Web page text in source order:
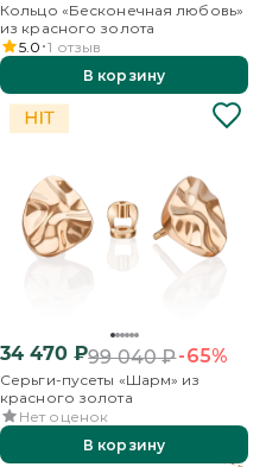
Кольцо «Бесконечная любовь»
из красного золота
5.0 1 отзыв
В корзину
34 470₽99 040₽-65%
Серьги-пусеты «Шарм» из
красного золота
Нет оценок
В корзину